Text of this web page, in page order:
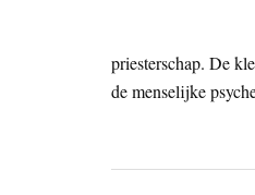
priesterschap. De
de menselijke